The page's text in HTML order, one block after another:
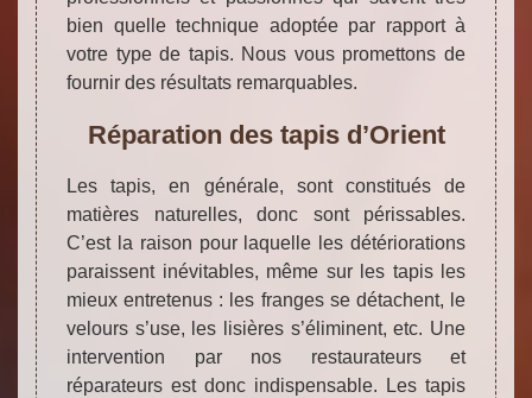
bien quelle technique adoptée par rapport à
votre type de tapis. Nous vous promettons de
fournir des résultats remarquables.
Réparation des tapis d’Orient
Les tapis, en générale, sont constitués de
matières naturelles, donc sont périssables.
C’est la raison pour laquelle les détériorations
paraissent inévitables, même sur les tapis les
mieux entretenus : les franges se détachent, le
velours s’use, les lisières s’éliminent, etc. Une
intervention par nos restaurateurs et
réparateurs est donc indispensable. Les tapis